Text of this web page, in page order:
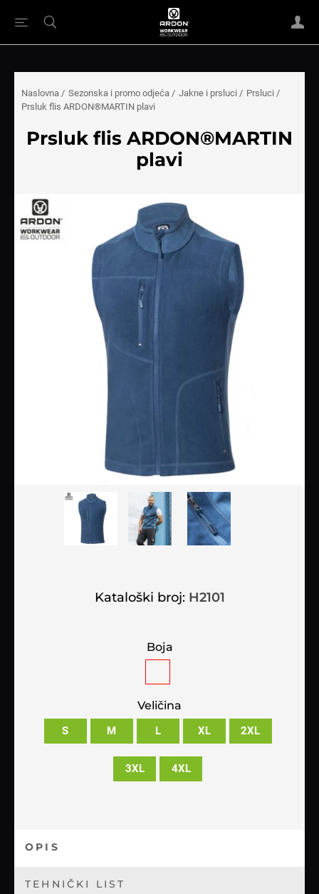
Naslovna / Sezonska i promo odjeća / Jakne i prsluci / Prsluci /
Prsluk flis ARDON®MARTIN plavi
Prsluk flis ARDON®MARTIN
plavi
Kataloški broj: H2101
Boja
Veličina
S M L XL 2XL
3XL 4XL
OPIS
TEHNIČKI LIST